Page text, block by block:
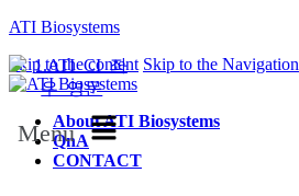
ATI Biosystems
Menu
Skip to the content Skip to the Navigation
About ATI Biosystems
QnA
CONTACT